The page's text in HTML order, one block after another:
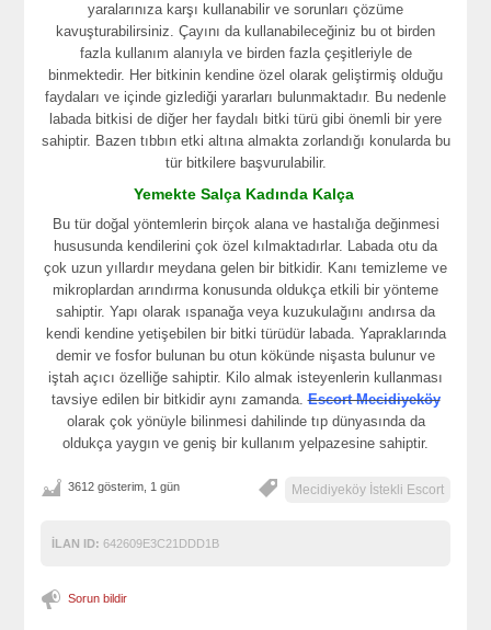
yaralarınıza karşı kullanabilir ve sorunları çözüme
kavuşturabilirsiniz. Çayını da kullanabileceğiniz bu ot birden
fazla kullanım alanıyla ve birden fazla çeşitleriyle de
binmektedir. Her bitkinin kendine özel olarak geliştirmiş olduğu
faydaları ve içinde gizlediği yararları bulunmaktadır. Bu nedenle
labada bitkisi de diğer her faydalı bitki türü gibi önemli bir yere
sahiptir. Bazen tıbbın etki altına almakta zorlandığı konularda bu
tür bitkilere başvurulabilir.
Yemekte Salça Kadında Kalça
Bu tür doğal yöntemlerin birçok alana ve hastalığa değinmesi
hususunda kendilerini çok özel kılmaktadırlar. Labada otu da
çok uzun yıllardır meydana gelen bir bitkidir. Kanı temizleme ve
mikroplardan arındırma konusunda oldukça etkili bir yönteme
sahiptir. Yapı olarak ıspanağa veya kuzukulağını andırsa da
kendi kendine yetişebilen bir bitki türüdür labada. Yapraklarında
demir ve fosfor bulunan bu otun kökünde nişasta bulunur ve
iştah açıcı özelliğe sahiptir. Kilo almak isteyenlerin kullanması
tavsiye edilen bir bitkidir aynı zamanda.Escort Mecidiyeköy
olarak çok yönüyle bilinmesi dahilinde tıp dünyasında da
oldukça yaygın ve geniş bir kullanım yelpazesine sahiptir.
Mecidiyeköy İstekli Escort
3612 gösterim, 1 gün
İLAN ID: 642609E3C21DDD1B
Sorun bildir